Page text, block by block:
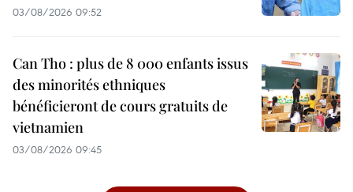
03/08/2026 09:52
Can Tho : plus de 8 000 enfants issus
des minorités ethniques
bénéficieront de cours gratuits de
vietnamien
03/08/2026 09:45